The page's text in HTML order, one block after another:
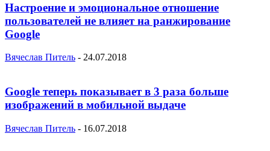
Настроение и эмоциональное отношение
пользователей не влияет на ранжирование
Google
Вячеслав Питель - 24.07.2018
Google теперь показывает в 3 раза больше
изображений в мобильной выдаче
Вячеслав Питель - 16.07.2018